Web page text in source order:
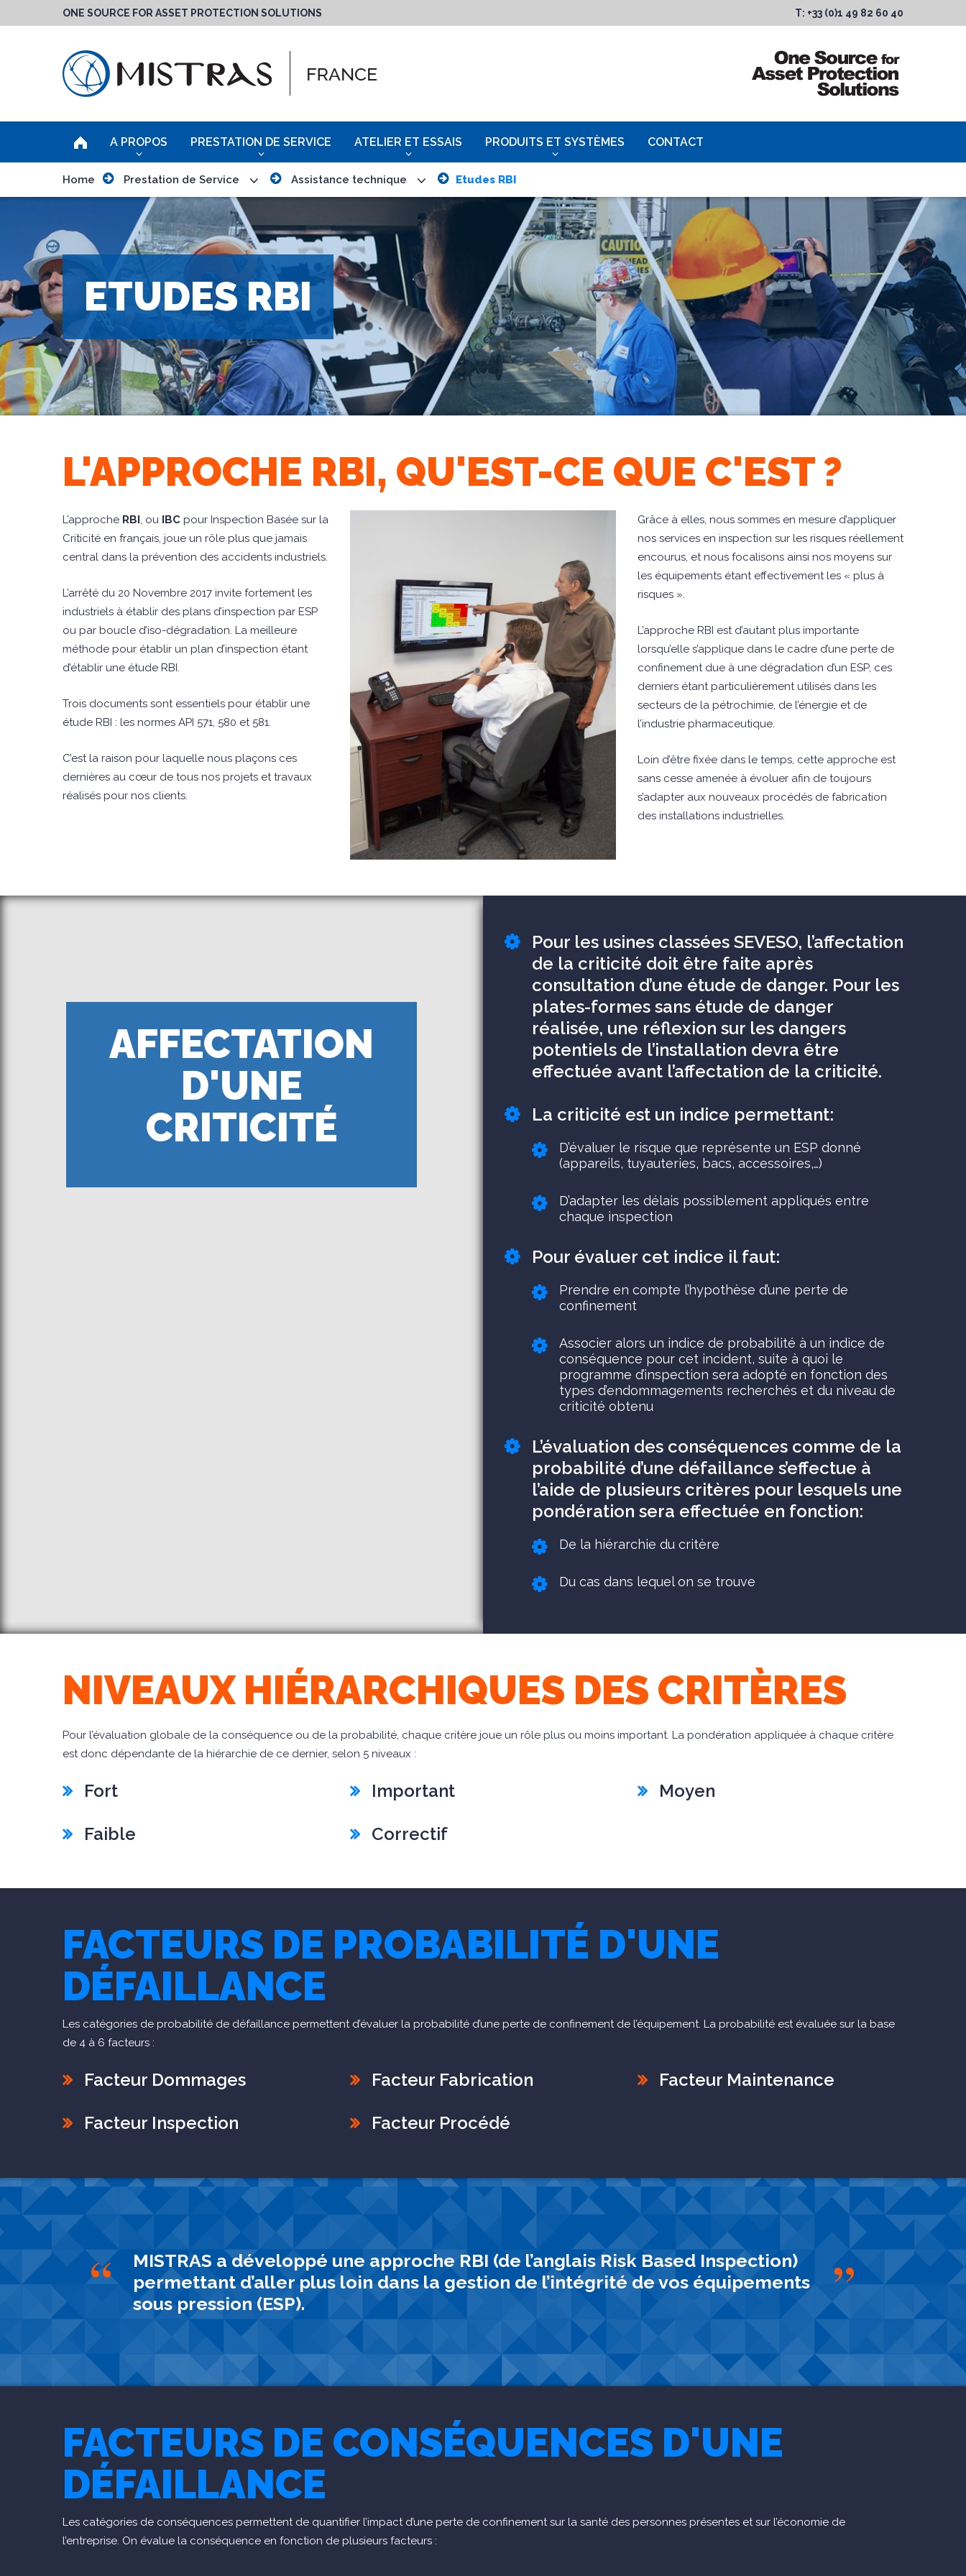
ONE SOURCE FOR ASSET PROTECTION SOLUTIONS T: +33 (0)1 49 82 60 40
A PROPOS PRESTATION DE SERVICE ATELIER ET ESSAIS PRODUITS ET SYSTÈMES CONTACT
Home Prestation de Service Assistance technique Etudes RBI
ETUDES RBI
L'APPROCHE RBI, QU'EST-CE QUE C'EST ?
L’approche RBI , ou IBC pour Inspection Basée sur la
Criticité en français, joue un rôle plus que jamais
central dans la prévention des accidents industriels.
L’arrêté du 20 Novembre 2017 invite fortement les
industriels à établir des plans d’inspection par ESP
ou par boucle d’iso-dégradation. La meilleure
méthode pour établir un plan d’inspection étant
d’établir une étude RBI.
Trois documents sont essentiels pour établir une
étude RBI : les normes API 571, 580 et 581.
C’est la raison pour laquelle nous plaçons ces
dernières au cœur de tous nos projets et travaux
réalisés pour nos clients.
Grâce à elles, nous sommes en mesure d’appliquer
nos services en inspection sur les risques réellement
encourus, et nous focalisons ainsi nos moyens sur
les équipements étant effectivement les « plus à
risques ».
L’approche RBI est d’autant plus importante
lorsqu’elle s’applique dans le cadre d’une perte de
confinement due à une dégradation d’un ESP, ces
derniers étant particulièrement utilisés dans les
secteurs de la pétrochimie, de l’énergie et de
l’industrie pharmaceutique.
Loin d’être fixée dans le temps, cette approche est
sans cesse amenée à évoluer afin de toujours
s’adapter aux nouveaux procédés de fabrication
des installations industrielles.
AFFECTATION
D'UNE
CRITICITÉ
Pour les usines classées SEVESO, l’affectation
de la criticité doit être faite après
consultation d’une étude de danger. Pour les
plates-formes sans étude de danger
réalisée, une réflexion sur les dangers
potentiels de l’installation devra être
effectuée avant l’affectation de la criticité.
La criticité est un indice permettant:
D’évaluer le risque que représente un ESP donné
(appareils, tuyauteries, bacs, accessoires,…)
D’adapter les délais possiblement appliqués entre
chaque inspection
Pour évaluer cet indice il faut:
Prendre en compte l’hypothèse d’une perte de
confinement
Associer alors un indice de probabilité à un indice de
conséquence pour cet incident, suite à quoi le
programme d’inspection sera adopté en fonction des
types d’endommagements recherchés et du niveau de
criticité obtenu
L’évaluation des conséquences comme de la
probabilité d’une défaillance s’effectue à
l’aide de plusieurs critères pour lesquels une
pondération sera effectuée en fonction:
De la hiérarchie du critère
Du cas dans lequel on se trouve
NIVEAUX HIÉRARCHIQUES DES CRITÈRES
Pour l’évaluation globale de la conséquence ou de la probabilité, chaque critère joue un rôle plus ou moins important. La pondération appliquée à chaque critère
est donc dépendante de la hiérarchie de ce dernier, selon 5 niveaux :
Fort
Faible
Important
Correctif
Moyen
FACTEURS DE PROBABILITÉ D'UNE
DÉFAILLANCE
Les catégories de probabilité de défaillance permettent d’évaluer la probabilité d’une perte de confinement de l’équipement. La probabilité est évaluée sur la base
de 4 à 6 facteurs :
Facteur Dommages
Facteur Inspection
Facteur Fabrication
Facteur Procédé
Facteur Maintenance
“
MISTRAS a développé une approche RBI (de l’anglais Risk Based Inspection)
permettant d’aller plus loin dans la gestion de l’intégrité de vos équipements
sous pression (ESP).
”
FACTEURS DE CONSÉQUENCES D'UNE
DÉFAILLANCE
Les catégories de conséquences permettent de quantifier l’impact d’une perte de confinement sur la santé des personnes présentes et sur l’économie de
l’entreprise. On évalue la conséquence en fonction de plusieurs facteurs :